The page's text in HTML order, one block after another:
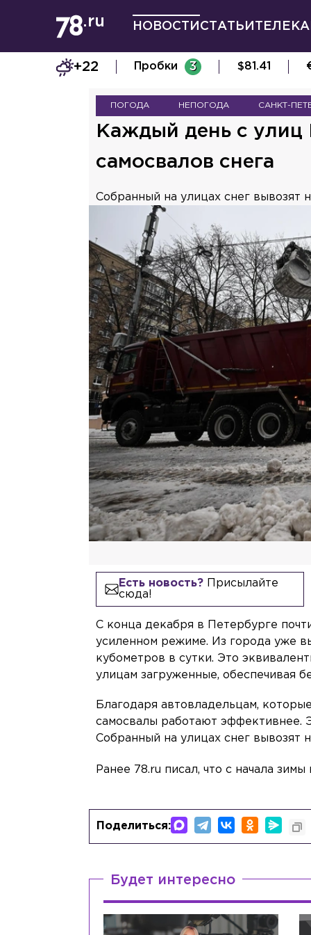
НОВОСТИ СТАТЬИ
+22 Пробки 3 $81.41
ПОГОДА НЕПОГОДА САНКТ-
Каждый день с улиц
самосвалов снега
Собранный на улицах снег вывозят
Есть новость?Присылайте
сюда!
С конца декабря в Петербурге
усиленном режиме. Из города уже
кубометров в сутки. Это
улицам загруженные, обеспечивая
Благодаря автовладельцам,
самосвалы работают эффективнее.
Собранный на улицах снег вывозят
Ранее 78.ru писал, что с начала
Поделиться:
Будет интересно